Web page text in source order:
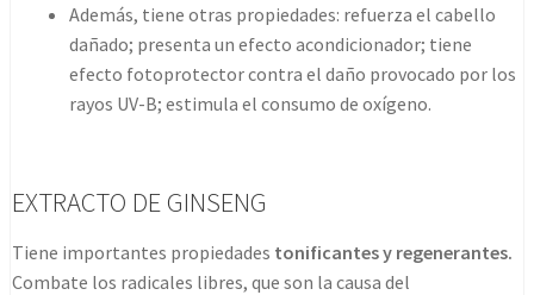
Además, tiene otras propiedades: refuerza el cabello
dañado; presenta un efecto acondicionador; tiene
efecto fotoprotector contra el daño provocado por los
rayos UV-B; estimula el consumo de oxígeno.
EXTRACTO DE GINSENG
Tiene importantes propiedades tonificantes y regenerantes.
Combate los radicales libres, que son la causa del